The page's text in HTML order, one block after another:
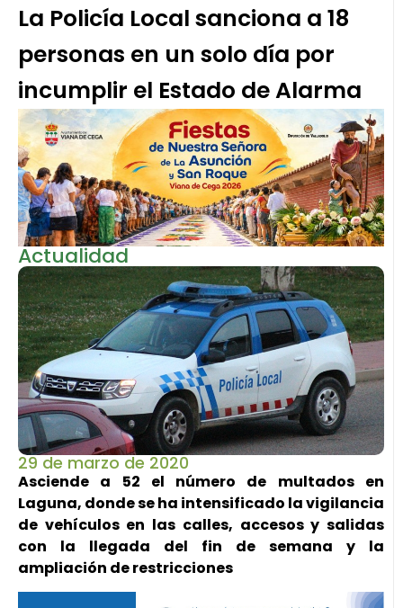
La Policía Local sanciona a 18
personas en un solo día por
incumplir el Estado de Alarma
Actualidad
29 de marzo de 2020
Asciende a 52 el número de multados en
Laguna, donde se ha intensificado la vigilancia
de vehículos en las calles, accesos y salidas
con la llegada del fin de semana y la
ampliación de restricciones